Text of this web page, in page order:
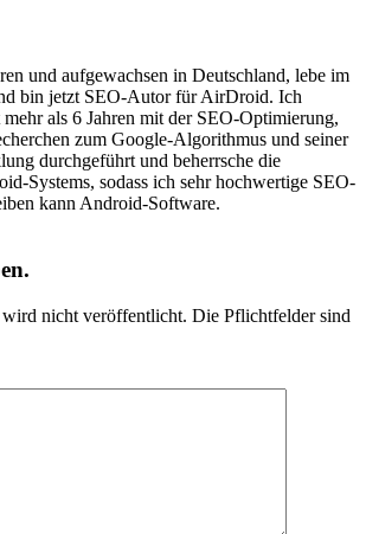
und aufgewachsen in Deutschland, lebe im
bin jetzt SEO-Autor für AirDroid. Ich
als 6 Jahren mit der SEO-Optimierung,
zum Google-Algorithmus und seiner
durchgeführt und beherrsche die
Systems, sodass ich sehr hochwertige SEO-
kann Android-Software.
nicht veröffentlicht. Die Pflichtfelder sind